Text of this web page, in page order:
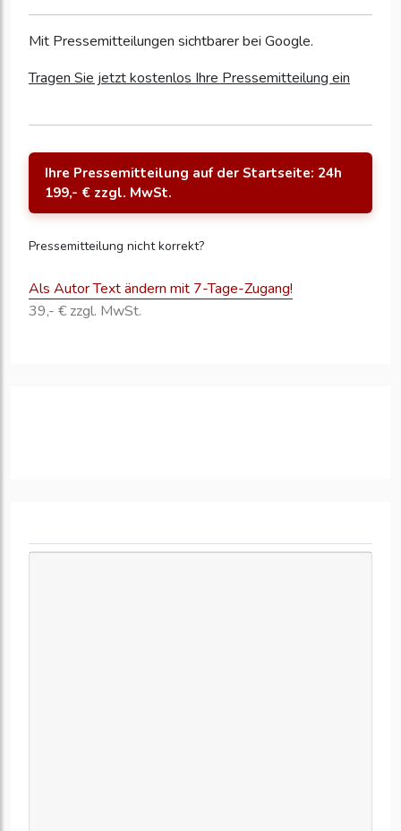
Mit Pressemitteilungen sichtbarer bei Google.
Tragen Sie jetzt kostenlos Ihre Pressemitteilung ein
Ihre Pressemitteilung auf der Startseite: 24h
199,- € zzgl. MwSt.
Pressemitteilung nicht korrekt?
Als Autor Text ändern mit 7-Tage-Zugang!
39,- € zzgl. MwSt.